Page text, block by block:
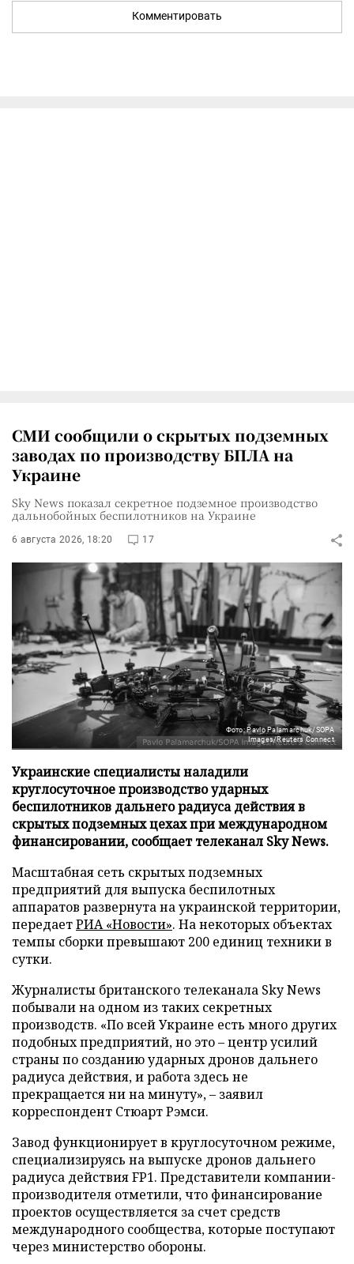
Комментировать
СМИ сообщили о скрытых подземных
заводах по производству БПЛА на
Украине
Sky News показал секретное подземное производство
дальнобойных беспилотников на Украине
6 августа 2026, 18:20 17
Фото: Pavlo Palamarchuk/SOPA
Images/Reuters Connect
Украинские специалисты наладили
круглосуточное производство ударных
беспилотников дальнего радиуса действия в
скрытых подземных цехах при международном
финансировании, сообщает телеканал Sky News.
Масштабная сеть скрытых подземных
предприятий для выпуска беспилотных
аппаратов развернута на украинской территории,
передаетРИА «Новости». На некоторых объектах
темпы сборки превышают 200 единиц техники в
сутки.
Журналисты британского телеканала Sky News
побывали на одном из таких секретных
производств. «По всей Украине есть много других
подобных предприятий, но это – центр усилий
страны по созданию ударных дронов дальнего
радиуса действия, и работа здесь не
прекращается ни на минуту», – заявил
корреспондент Стюарт Рэмси.
Завод функционирует в круглосуточном режиме,
специализируясь на выпуске дронов дальнего
радиуса действия FP1. Представители компании-
производителя отметили, что финансирование
проектов осуществляется за счет средств
международного сообщества, которые поступают
через министерство обороны.